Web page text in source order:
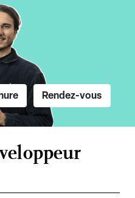
Rendez-vous